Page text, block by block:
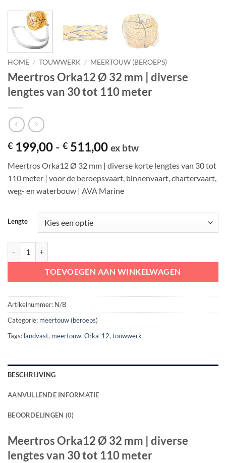
HOME / TOUWWERK / MEERTOUW (BEROEPS)
Meertros Orka12 Ø 32 mm | diverse
lengtes van 30 tot 110 meter
€ 199,00 - € 511,00Prijsklasse:
tot
€ 511,00
ex btw
Meertros Orka12 Ø 32 mm | diverse korte lengtes van 30 tot
110 meter | voor de beroepsvaart, binnenvaart, chartervaart,
weg- en waterbouw | AVA Marine
Lengte
TOEVOEGEN AAN WINKELWAGEN
Artikelnummer: N/B
Categorie: meertouw (beroeps)
Tags: landvast, meertouw, Orka-12, touwwerk
BESCHRIJVING
AANVULLENDE INFORMATIE
BEOORDELINGEN (0)
Meertros Orka12 Ø 32 mm | diverse
lengtes van 30 tot 110 meter